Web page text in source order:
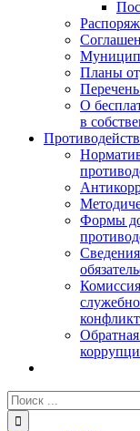
Планы
О
в
Формы
Результат
поиска: